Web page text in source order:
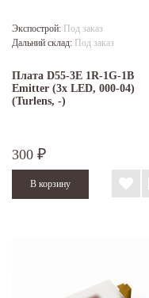
Экспострой: Под заказ
Дальний склад: Под заказ
Плата D55-3E 1R-1G-1B
Emitter (3x LED, 000-04)
(Turlens, -)
300 ₽